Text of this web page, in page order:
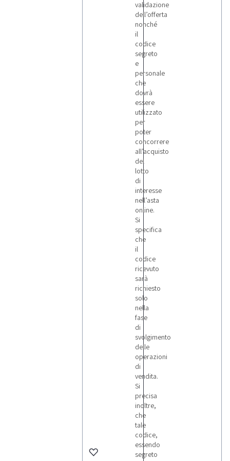
validazione
dell’offerta
nonché
il
codice
segreto
e
personale
che
dovrà
essere
utilizzato
per
poter
concorrere
all’acquisto
del
lotto
di
interesse
nell’asta
online.
Si
specifica
che
il
codice
ricevuto
sarà
richiesto
solo
nella
fase
di
svolgimento
delle
operazioni
di
vendita.
Si
precisa
inoltre,
che
tale
codice,
essendo
segreto